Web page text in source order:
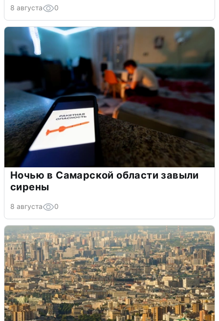
8 августа 0
Ночью в Самарской области завыли
сирены
8 августа 0